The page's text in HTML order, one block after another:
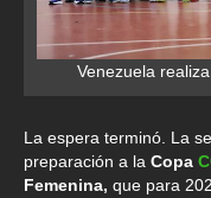
Venezuela
La espera terminó. La
preparación a la Copa
Femenina, que para